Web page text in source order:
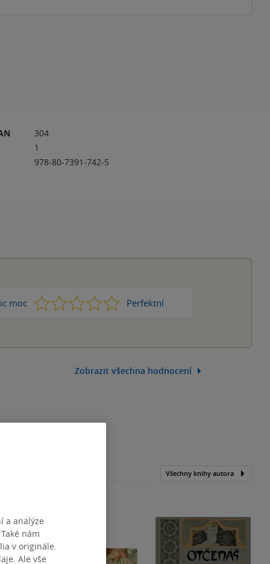
304
1
978-80-7391-742-5
moc 1 2 3 4 Perfektní
5
Zobrazit všechna hodnocení
Všechny knihy autora
a analýze
nám
v originále.
Ale vše